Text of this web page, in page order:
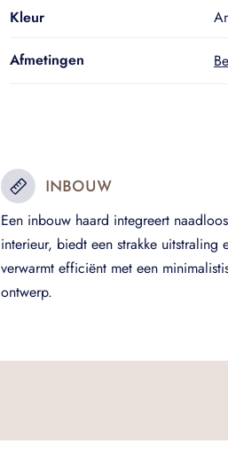
Kleur
Afmetingen
INBOUW
Een inbouw haard integreert
interieur, biedt een strakke uitstraling
verwarmt efficiënt met een
ontwerp.